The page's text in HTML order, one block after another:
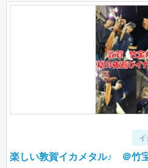
イ
楽しい敦賀イカメタル♪ ＠竹